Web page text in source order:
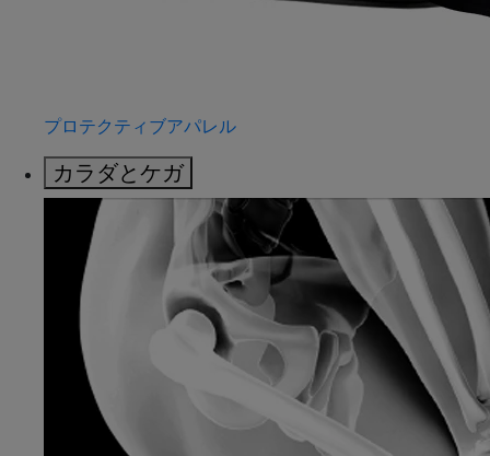
プロテクティブアパレル
カラダとケガ